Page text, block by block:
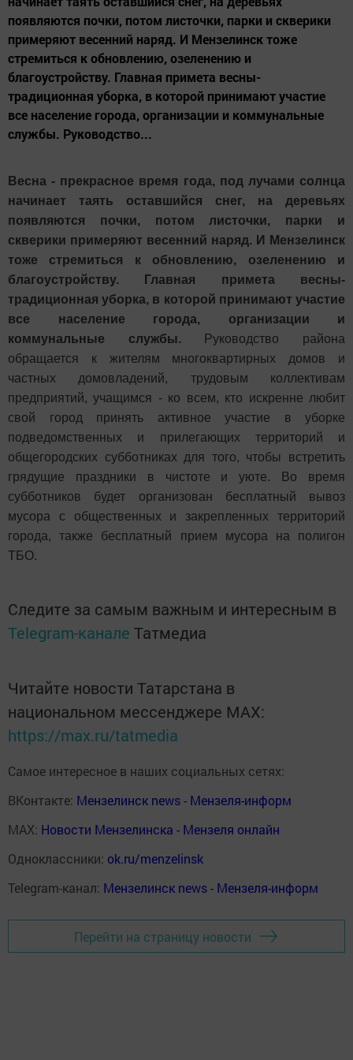
появляются почки, потом листочки, парки и скверики
примеряют весенний наряд. И Мензелинск тоже
стремиться к обновлению, озеленению и
благоустройству. Главная примета весны-
традиционная уборка, в которой принимают участие
все население города, организации и коммунальные
службы. Руководство...
Весна - прекрасное время года, под лучами солнца
начинает таять оставшийся снег, на деревьях
появляются почки, потом листочки, парки и
скверики примеряют весенний наряд. И Мензелинск
тоже стремиться к обновлению, озеленению и
благоустройству. Главная примета весны-
традиционная уборка, в которой принимают участие
все население города, организации и
коммунальные службы. Руководство района
обращается к жителям многоквартирных домов и
частных домовладений, трудовым коллективам
предприятий, учащимся - ко всем, кто искренне любит
свой город принять активное участие в уборке
подведомственных и прилегающих территорий и
общегородских субботниках для того, чтобы встретить
грядущие праздники в чистоте и уюте. Во время
субботников будет организован бесплатный вывоз
мусора с общественных и закрепленных территорий
города, также бесплатный прием мусора на полигон
ТБО.
Следите за самым важным и интересным в
Telegram-канале Татмедиа
Читайте новости Татарстана в
национальном мессенджере MАХ:
https://max.ru/tatmedia
Самое интересное в наших социальных сетях:
ВКонтакте: Мензелинск news - Мензеля-информ
MAX: Новости Мензелинска - Мензеля онлайн
Одноклассники: ok.ru/menzelinsk
Telegram-канал: Мензелинск news - Мензеля-информ
Перейти на страницу новости